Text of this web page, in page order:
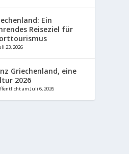
Ein
Reiseziel für
23, 2026
Griechenland, eine
2026
am Juli 6, 2026